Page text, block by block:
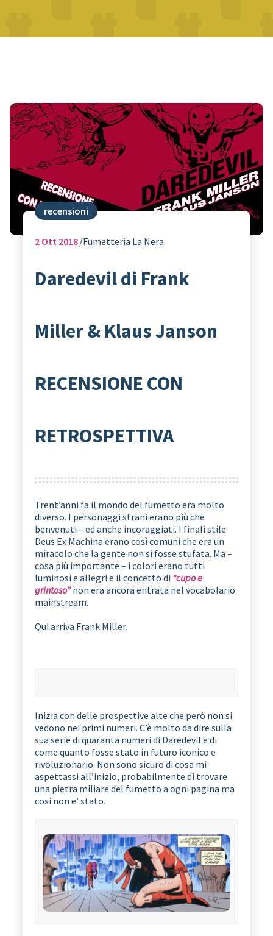
recensioni
2Ott 2018 Fumetteria La Nera
Daredevil di Frank
Miller & Klaus Janson
RECENSIONE CON
RETROSPETTIVA
Trent’anni fa il mondo del fumetto era molto
diverso. I personaggi strani erano più che
benvenuti – ed anche incoraggiati. I finali stile
Deus Ex Machina erano così comuni che era un
miracolo che la gente non si fosse stufata. Ma –
cosa più importante – i colori erano tutti
luminosi e allegri e il concetto di “cupo e
grintoso”non era ancora entrata nel vocabolario
mainstream.
Qui arriva Frank Miller.
Inizia con delle prospettive alte che però non si
vedono nei primi numeri. C’è molto da dire sulla
sua serie di quaranta numeri di Daredevil e di
come quanto fosse stato in futuro iconico e
rivoluzionario. Non sono sicuro di cosa mi
aspettassi all’inizio, probabilmente di trovare
una pietra miliare del fumetto a ogni pagina ma
cosi non e’ stato.